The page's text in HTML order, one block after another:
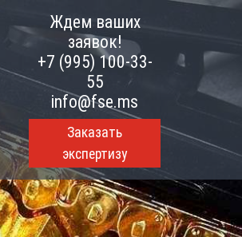
Ждем ваших
заявок!
+7 (995) 100-33-
55
info@fse.ms
Заказать
экспертизу